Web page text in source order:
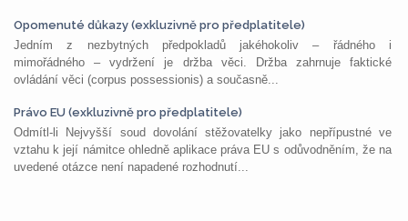
Opomenuté důkazy (exkluzivně pro předplatitele)
Jedním z nezbytných předpokladů jakéhokoliv – řádného i
mimořádného – vydržení je držba věci. Držba zahrnuje faktické
ovládání věci (corpus possessionis) a současně...
Právo EU (exkluzivně pro předplatitele)
Odmítl-li Nejvyšší soud dovolání stěžovatelky jako nepřípustné ve
vztahu k její námitce ohledně aplikace práva EU s odůvodněním, že na
uvedené otázce není napadené rozhodnutí...